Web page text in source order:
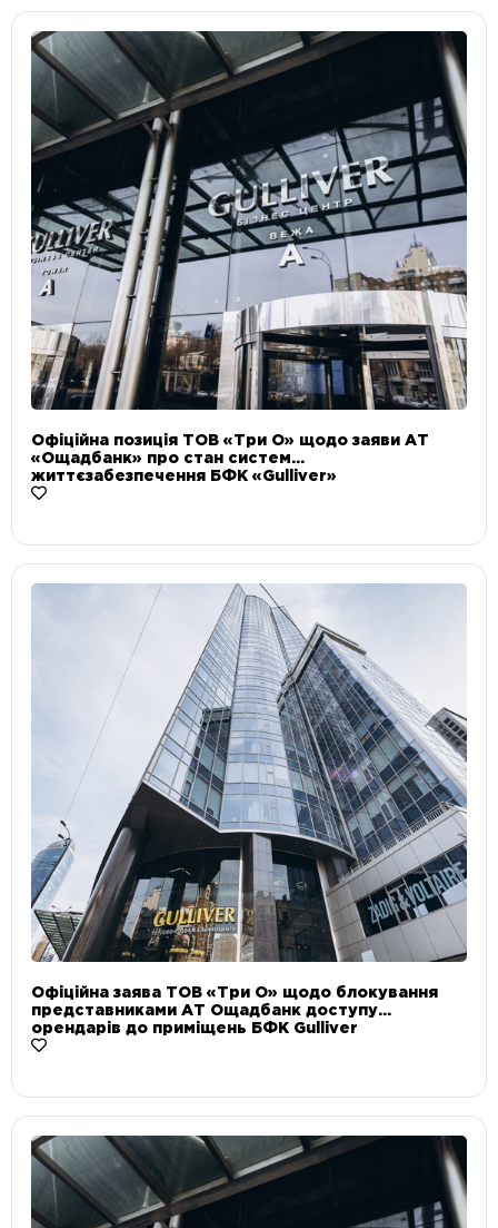
Офіційна позиція ТОВ «Три О» щодо заяви АТ
«Ощадбанк» про стан систем
життєзабезпечення БФК «Gulliver»
Офіційна заява ТОВ «Три О» щодо блокування
представниками АТ Ощадбанк доступу
орендарів до приміщень БФК Gulliver